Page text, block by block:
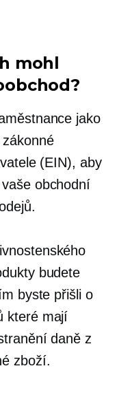
mohl
jako
(EIN), aby
obchodní
budete
byste přišli o
které mají
daně z
zboží.